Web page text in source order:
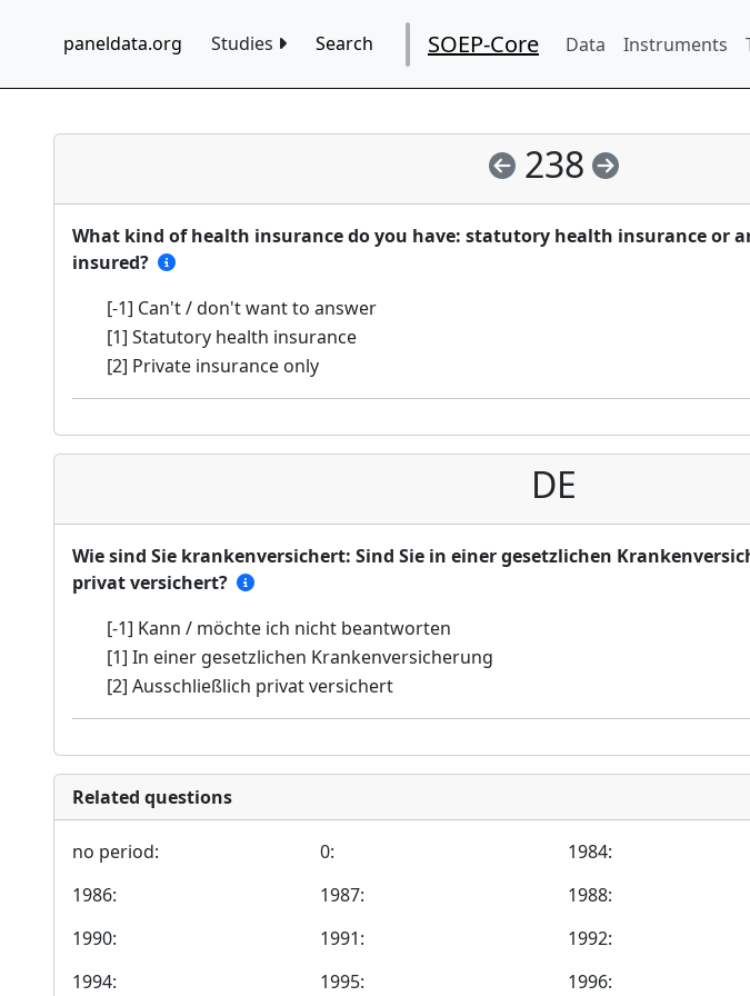
paneldata.org Studies Search SOEP-Core Data Instruments
238
What kind of health insurance do you have: statutory health insurance or
insured?
[-1] Can't / don't want to answer
[1] Statutory health insurance
[2] Private insurance only
DE
Wie sind Sie krankenversichert: Sind Sie in einer gesetzlichen
privat versichert?
[-1] Kann / möchte ich nicht beantworten
[1] In einer gesetzlichen Krankenversicherung
[2] Ausschließlich privat versichert
Related questions
no period: 0: 1984:
1986:
1987: 1988:
1990:
1991: 1992:
1994:
1995: 1996: